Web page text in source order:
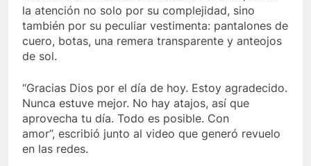
la atención no solo por su complejidad, sino
también por su peculiar vestimenta: pantalones de
cuero, botas, una remera transparente y anteojos
de sol.
“Gracias Dios por el día de hoy. Estoy agradecido.
Nunca estuve mejor. No hay atajos, así que
aprovecha tu día. Todo es posible. Con
amor”, escribió junto al video que generó revuelo
en las redes.